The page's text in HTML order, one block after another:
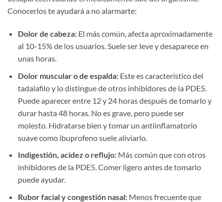
Conocerlos te ayudará a no alarmarte:
Dolor de cabeza:El más común, afecta aproximadamente
al 10-15% de los usuarios. Suele ser leve y desaparece en
unas horas.
Dolor muscular o de espalda:Este es característico del
tadalafilo y lo distingue de otros inhibidores de la PDE5.
Puede aparecer entre 12 y 24 horas después de tomarlo y
durar hasta 48 horas. No es grave, pero puede ser
molesto. Hidratarse bien y tomar un antiinflamatorio
suave como ibuprofeno suele aliviarlo.
Indigestión, acidez o reflujo:Más común que con otros
inhibidores de la PDE5. Comer ligero antes de tomarlo
puede ayudar.
Rubor facial y congestión nasal:Menos frecuente que